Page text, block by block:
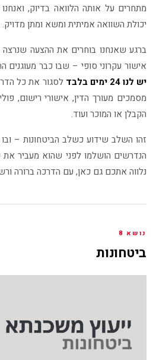
מתחרים על אותה הלוואה בדיוק,
יכולת השוואה אמיתית ומשא ומתן מדויק.
ברגע שאנחנו בוחרים את ההצעה
אישור עקרוני סופי – שבו כבר מעוגנים
יש לנו 24 ימים בלבד
לסגור את כל
מסמכים מעורך הדין, אישורי רישום,
הקבלן או המוכר ועוד.
זהו השלב שידוע כשלב הביטחונות –
הנדרשים הושלמו לפני שהוא מעביר את
נלווה אתכם גם כאן, עם הדרכה ברורה
נושא 8
ביטחונות